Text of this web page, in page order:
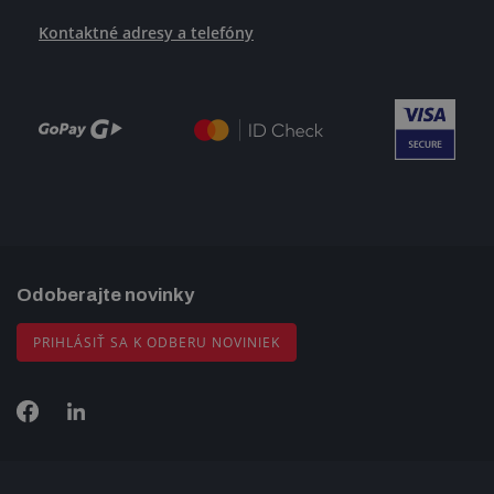
Kontaktné adresy a telefóny
Odoberajte novinky
PRIHLÁSIŤ SA K ODBERU NOVINIEK